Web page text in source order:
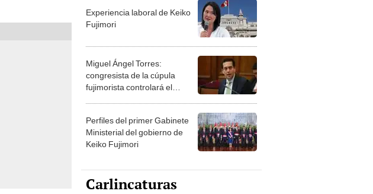
Experiencia laboral de Keiko
Fujimori
Miguel Ángel Torres:
congresista de la cúpula
fujimorista controlará el
Perfiles del primer Gabinete
Ministerial del gobierno de
Keiko Fujimori
Carlincaturas